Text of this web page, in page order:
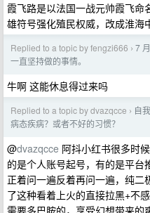
霞飞路是以法国一战元帅霞飞
雄符号强化殖民权威，改成淮海
Replied to a topic by fengzi666 › 7
一直坚持做的事情。
牛啊 这能休息得过来吗
Replied to a topic by dvazqcce › 自
病态疾病？或者不好的习惯？
@dvazqcce 阿抖小红书很多时
的是个人账号起号，有的是平
正着问一遍反着再问一遍，纯
了这种看着上火的直接拉黑+不
需要多巴胺的，享受幻想带来的